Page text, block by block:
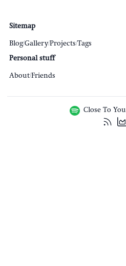
Sitemap
Blog/Gallery/Projects/Tags
Personal stuff
About/Friends
Close To You